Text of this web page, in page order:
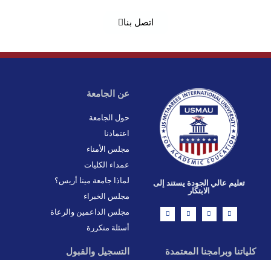
اتصل بنا
تعليم عالي الجودة يستند إلى
الابتكار
I
n
s
a
F
a
c
o
k
X
-
t
e
L
i
n
i
n
عن الجامعة
حول الجامعة
اعتمادنا
مجلس الأمناء
عمداء الكليات
لماذا جامعة ميتا أريس؟
مجلس الخبراء
مجلس الداعمين والرعاة
أسئلة متكررة
كلياتنا وبرامجنا المعتمدة التسجيل والقبول